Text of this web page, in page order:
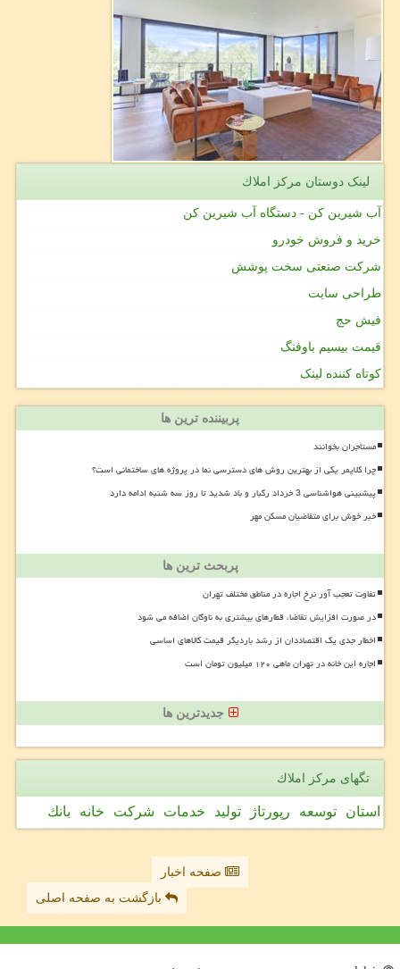
لینک دوستان مركز املاك
آب شیرین کن - دستگاه آب شیرین کن
خرید و فروش خودرو
شرکت صنعتی سخت پوشش
طراحی سایت
فیش حج
قیمت بیسیم باوفنگ
کوتاه کننده لینک
پربیننده ترین ها
مستأجران بخوانند
چرا کلایمر یکی از بهترین روش های دسترسی نما در پروژه های ساختمانی است؟
پیشبینی هواشناسی 3 خرداد رگبار و باد شدید تا روز سه شنبه ادامه دارد
خبر خوش برای متقاضیان مسکن مهر
پربحث ترین ها
تفاوت تعجب آور نرخ اجاره در مناطق مختلف تهران
در صورت افزایش تقاضا، قطارهای بیشتری به ناوگان اضافه می شود
اخطار جدی یک اقتصاددان از رشد باردیگر قیمت کالاهای اساسی
اجاره این خانه در تهران ماهی ۱۲۰ میلیون تومان است
جدیدترین ها
تگهای مركز املاك
استان توسعه رپورتاژ تولید خدمات شركت خانه بانك
صفحه اخبار
بازگشت به صفحه اصلی